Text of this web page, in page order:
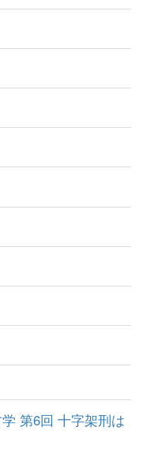
第6回 十字架刑は